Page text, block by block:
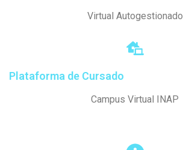
Virtual Autogestionado
Plataforma de Cursado
Campus Virtual INAP